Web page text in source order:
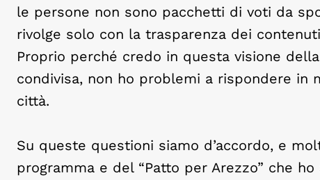
le persone non sono pacchetti di voti da
rivolge solo con la trasparenza dei
Proprio perché credo in questa visione
condivisa, non ho problemi a rispondere in
città.
Su queste questioni siamo d’accordo, e
programma e del “Patto per Arezzo” che